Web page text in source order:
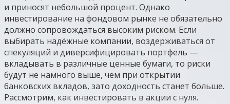
и приносят небольшой процент. Однако
инвестирование на фондовом рынке не обязательно
должно сопровождаться высоким риском. Если
выбирать надёжные компании, воздерживаться от
спекуляций и диверсифицировать портфель —
вкладывать в различные ценные бумаги, то риски
будут не намного выше, чем при открытии
банковских вкладов, зато доходность станет больше.
Рассмотрим, как инвестировать в акции с нуля.